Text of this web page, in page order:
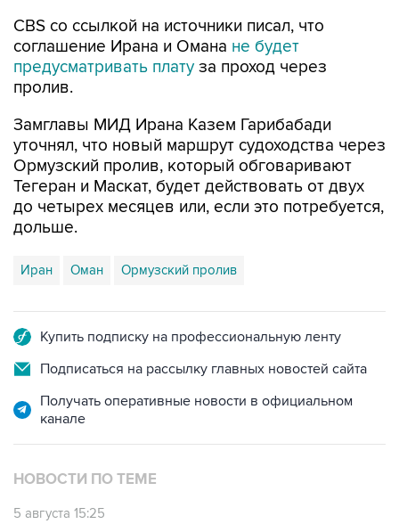
CBS со ссылкой на источники писал, что
соглашение Ирана и Омана не будет
предусматривать плату за проход через
пролив.
Замглавы МИД Ирана Казем Гарибабади
уточнял, что новый маршрут судоходства через
Ормузский пролив, который обговаривают
Тегеран и Маскат, будет действовать от двух
до четырех месяцев или, если это потребуется,
дольше.
Иран Оман Ормузский пролив
Купить подписку на профессиональную ленту
Подписаться на рассылку главных новостей сайта
Получать оперативные новости в официальном
канале
НОВОСТИ ПО ТЕМЕ
5 августа 15:25